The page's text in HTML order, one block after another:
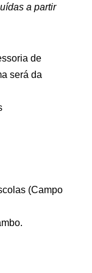
a partir
de
será da
(Campo